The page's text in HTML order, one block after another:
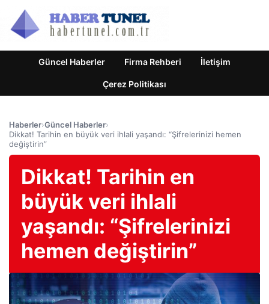
Güncel Haberler Firma Rehberi İletişim
Çerez Politikası
Haberler›Güncel Haberler›
Dikkat! Tarihin en büyük veri ihlali yaşandı: “Şifrelerinizi hemen
değiştirin”
Dikkat! Tarihin en
büyük veri ihlali
yaşandı: “Şifrelerinizi
hemen değiştirin”